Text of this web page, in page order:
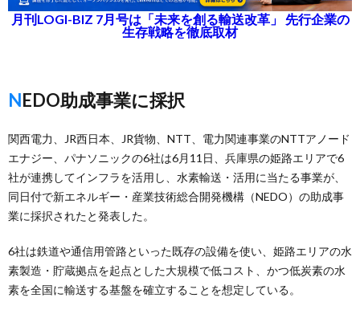
月刊LOGI-BIZ 7月号は「未来を創る輸送改革」 先行企業の
生存戦略を徹底取材
NEDO助成事業に採択
関西電力、JR西日本、JR貨物、NTT、電力関連事業のNTTアノード
エナジー、パナソニックの6社は6月11日、兵庫県の姫路エリアで6
社が連携してインフラを活用し、水素輸送・活用に当たる事業が、
同日付で新エネルギー・産業技術総合開発機構（NEDO）の助成事
業に採択されたと発表した。
6社は鉄道や通信用管路といった既存の設備を使い、姫路エリアの水
素製造・貯蔵拠点を起点とした大規模で低コスト、かつ低炭素の水
素を全国に輸送する基盤を確立することを想定している。